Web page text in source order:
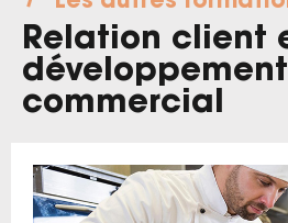
Relation client
développement
commercial